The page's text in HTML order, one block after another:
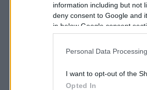
information including but not
deny consent to Google and
in below Google consent
Personal Data
I want to opt-out of the
Opted In